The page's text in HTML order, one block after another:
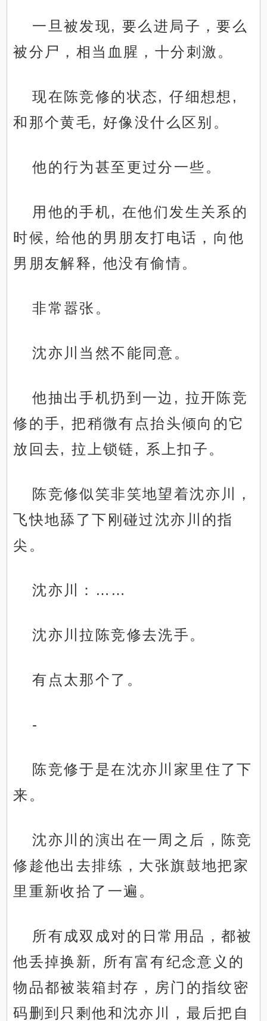
一旦被发现, 要么进局子，要么
被分尸，相当血腥，十分刺激。
现在陈竞修的状态, 仔细想想,
和那个黄毛, 好像没什么区别。
他的行为甚至更过分一些。
用他的手机, 在他们发生关系的
时候, 给他的男朋友打电话，向他
男朋友解释, 他没有偷情。
非常嚣张。
沈亦川当然不能同意。
他抽出手机扔到一边, 拉开陈竞
修的手, 把稍微有点抬头倾向的它
放回去, 拉上锁链, 系上扣子。
陈竞修似笑非笑地望着沈亦川，
飞快地舔了下刚碰过沈亦川的指
尖。
沈亦川：……
沈亦川拉陈竞修去洗手。
有点太那个了。
-
陈竞修于是在沈亦川家里住了下
来。
沈亦川的演出在一周之后，陈竞
修趁他出去排练，大张旗鼓地把家
里重新收拾了一遍。
所有成双成对的日常用品，都被
他丢掉换新, 所有富有纪念意义的
物品都被装箱封存，房门的指纹密
码删到只剩他和沈亦川，最后把自